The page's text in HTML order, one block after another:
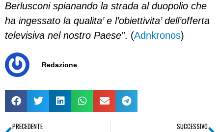
Berlusconi spianando la strada al duopolio che
ha ingessato la qualita’ e l’obiettivita’ dell’offerta
televisiva nel nostro Paese”. (Adnkronos)
Redazione
PRECEDENTE SUCCESSIVO